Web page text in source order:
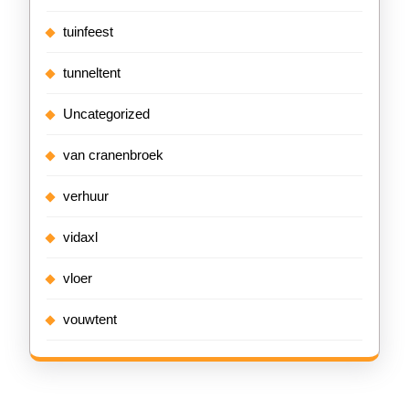
tuinfeest
tunneltent
Uncategorized
van cranenbroek
verhuur
vidaxl
vloer
vouwtent